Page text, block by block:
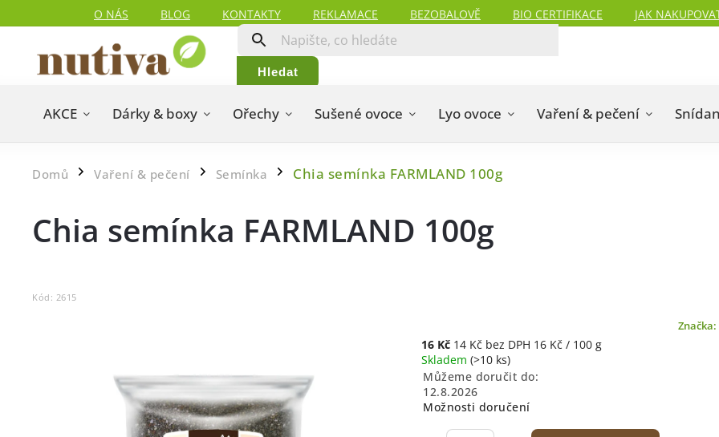
O NÁS BLOG KONTAKTY REKLAMACE BEZOBALOVĚ BIO CERTIFIKACE JAK
Hledat
AKCE Dárky & boxy Ořechy Sušené ovoce Lyo ovoce Vaření & pečení
Domů / Vaření & pečení / Semínka / Chia semínka FARMLAND 100g
Chia semínka FARMLAND 100g
Kód: 2615
Značka:
16 Kč 14 Kč bez DPH 16 Kč / 100 g
Skladem (>10 ks)
Můžeme doručit do:
12.8.2026
Možnosti doručení